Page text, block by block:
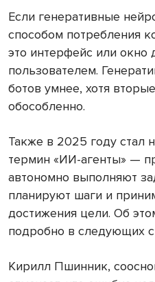
Если генеративные
способом потребления
это интерфейс или окно
пользователем.
ботов умнее, хотя
обособленно.
Также в 2025 году стал
термин «ИИ-агенты» —
автономно выполняют
планируют шаги и
достижения цели. Об
подробно в следующих
Кирилл Пшинник,